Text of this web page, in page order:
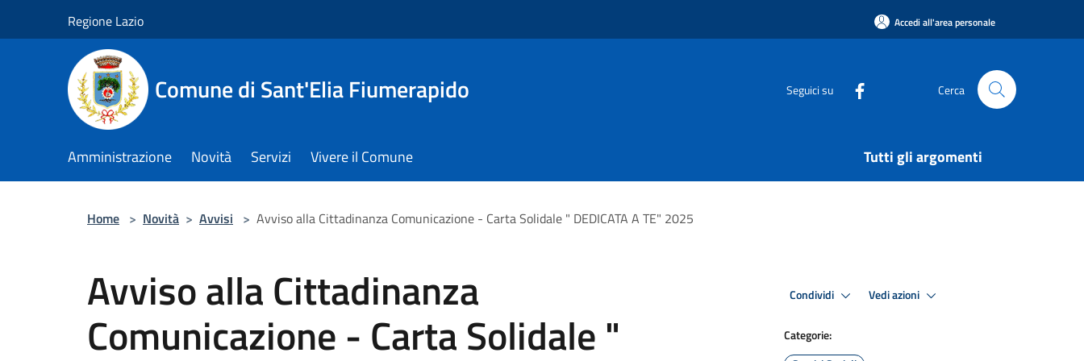
Regione Lazio Accedi all'area personale
Comune di Sant'Elia Fiumerapido Seguici su Cerca
Amministrazione Novità Servizi Vivere il Comune Tutti gli argomenti
Home > Novità > Avvisi > Avviso alla Cittadinanza Comunicazione - Carta Solidale " DEDICATA A TE" 2025
Avviso alla Cittadinanza
Comunicazione - Carta Solidale "
Condividi Vedi azioni
Categorie: